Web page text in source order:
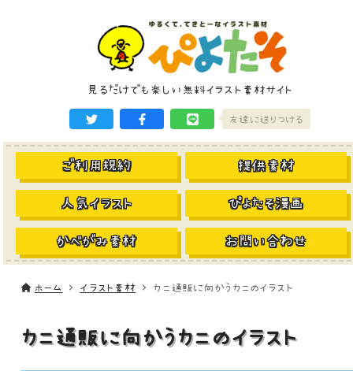
見るだけでも楽しい無料イラスト素材サイト
友達に送りつける
ご利用規約 提供素材
人気イラスト ぴよたそ漫画
かべがみ素材 お問い合わせ
ホーム イラスト素材 カニ通販に向かうカニのイラスト
カニ通販に向かうカニのイラスト